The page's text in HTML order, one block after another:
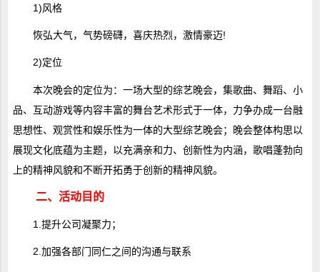
1)风格
恢弘大气，气势磅礴，喜庆热烈，激情豪迈!
2)定位
本次晚会的定位为：一场大型的综艺晚会，集歌曲、舞蹈、小
品、互动游戏等内容丰富的舞台艺术形式于一体，力争办成一台融
思想性、观赏性和娱乐性为一体的大型综艺晚会；晚会整体构思以
展现文化底蕴为主题，以充满亲和力、创新性为内涵，歌唱蓬勃向
上的精神风貌和不断开拓勇于创新的精神风貌。
二、活动目的
1.提升公司凝聚力；
2.加强各部门同仁之间的沟通与联系